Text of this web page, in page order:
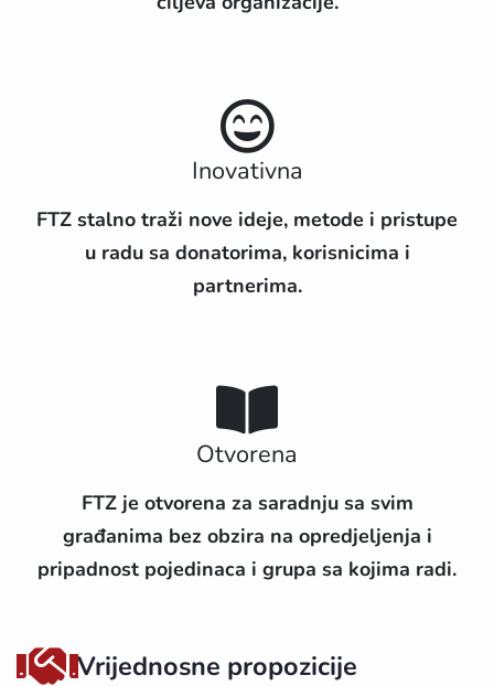
Inovativna
FTZ stalno traži nove ideje, metode i pristupe
u radu sa donatorima, korisnicima i
partnerima.
Otvorena
FTZ je otvorena za saradnju sa svim
građanima bez obzira na opredjeljenja i
pripadnost pojedinaca i grupa sa kojima radi.
Vrijednosne propozicije